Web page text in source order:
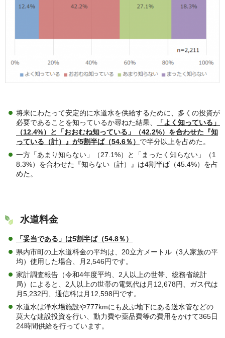
将来にわたって安定的に水道水を供給するために、多くの投資が
必要であることを知っているか尋ねた結果、
「よく知っている」
（12.4%）と「おおむね知っている」（42.2%）を合わせた『知
っている（計）』が5割半ば（54.6％） で半分以上を占めた。
一方「あまり知らない」（27.1%）と「まったく知らない」（1
8.3%）を合わせた『知らない（計）』は4割半ば（45.4%）を占
めた。
水道料金
「妥当である」は5割半ば（54.8％）
県内市町の上水道料金の平均は、20立方メートル（3人家族の平
均）使用した場合、月2,546円です。
家計調査報告（令和4年度平均、2人以上の世帯、総務省統計
局）によると、2人以上の世帯の電気代は月12,678円、ガス代は
月5,232円、通信料は月12,598円です。
水道水は浄水場施設や777kmにも及ぶ地下にある送水管などの
莫大な建設投資を行い、動力費や薬品費等の費用をかけて365日
24時間供給を行っています。